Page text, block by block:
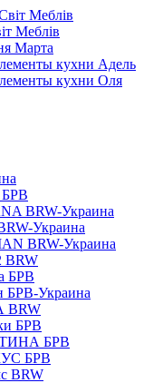
Меблів
Меблів
Марта
кухни Адель
кухни Оля
БРВ
BRW-Украина
Украина
BRW-Украина
BRW
БРВ
БРВ-Украина
BRW
БРВ
БРВ
БРВ
BRW